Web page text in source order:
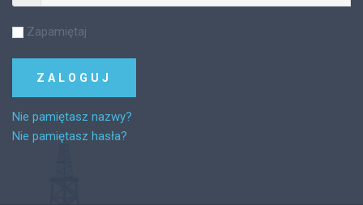
Zapamiętaj
Nie pamiętasz nazwy?
Nie pamiętasz hasła?